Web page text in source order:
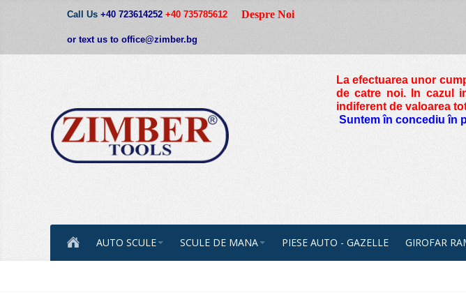
Call Us +40 723614252 +40 735785612
or text us to office@zimber.bg
Despre Noi
La efectuarea unor
de catre noi. In cazul
indiferent de valoarea
Suntem în concediu în
AUTO SCULE SCULE DE MANA PIESE AUTO - GAZELLE GIROFAR